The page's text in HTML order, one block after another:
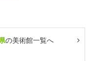
の美術館一覧へ